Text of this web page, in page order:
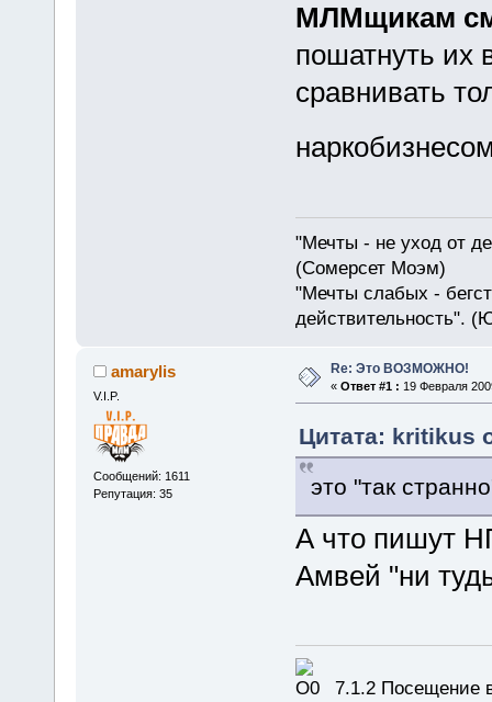
МЛМщикам
пошатнуть их
сравнивать
"Мечты - не уход от
(Сомерсет Моэм)
"Мечты слабых -
действительность".
amarylis
V.I.P.
Сообщений: 1611
Репутация: 35
Re: Это ВОЗМОЖНО!
« Ответ #1 : 19 Февраля
Цитата: kritikus
это "так
А что пишут
Амвей "ни
7.1.2 Посещение